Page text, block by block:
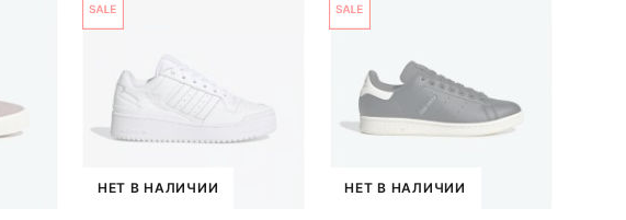
НЕТ В НАЛИЧИИ НЕТ В НАЛИЧИИ